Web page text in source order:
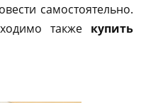
самостоятельно.
также купить